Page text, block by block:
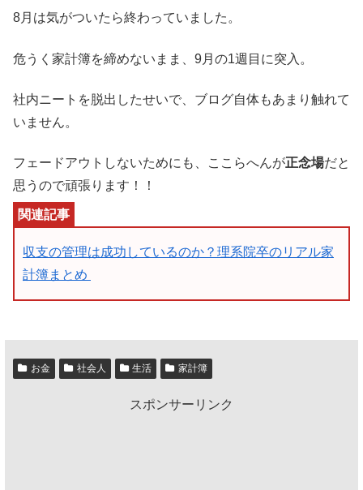
8月は気がついたら終わっていました。
危うく家計簿を締めないまま、9月の1週目に突入。
社内ニートを脱出したせいで、ブログ自体もあまり触れて
いません。
フェードアウトしないためにも、ここらへんが正念場だと
思うので頑張ります！！
収支の管理は成功しているのか？理系院卒のリアル家
計簿まとめ
お金 社会人 生活 家計簿
スポンサーリンク